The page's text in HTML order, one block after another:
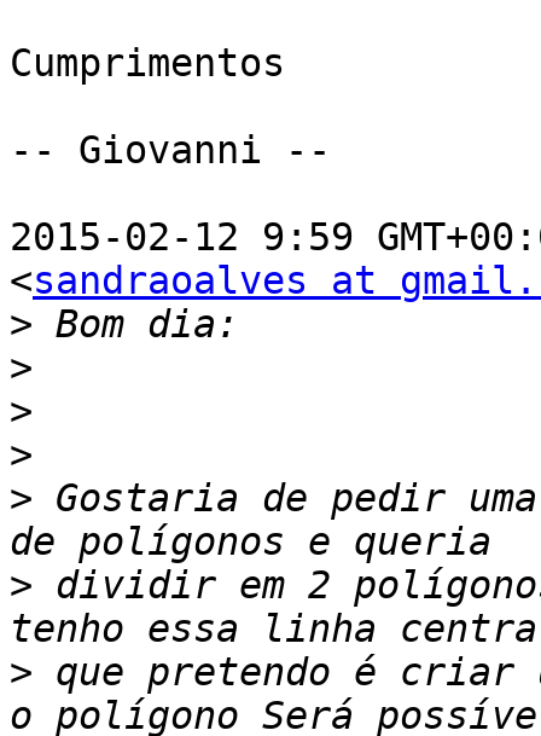
Cumprimentos
-- Giovanni --
2015-02-12 9:59
<sandraoalves at
>
>
>
>
> Gostaria de pedir
> dividir em 2
> que pretendo é criar